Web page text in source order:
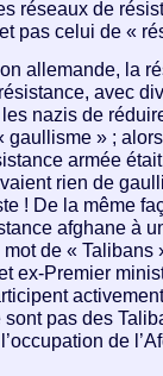
réseaux de
pas celui de «
allemande, la
avec
nazis de
gaullisme » ;
armée
rien de
! De la même
afghane à
de « Talibans
ex-Premier
pas des
de